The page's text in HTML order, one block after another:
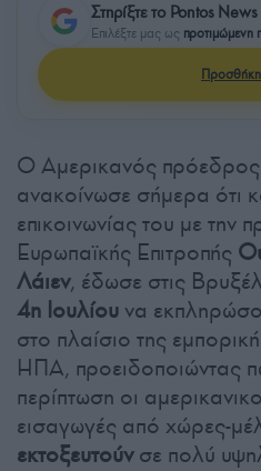
Στηρίξτε το Pontos News
Επιλέξτε μας ως προτιμώμενη
Ο Αμερικανός πρόεδρος
ανακοίνωσε σήμερα ότι
επικοινωνίας του με την
Ευρωπαϊκής Επιτροπής
Λάιεν, έδωσε στις
4η Ιουλίουνα
στο πλαίσιο της
ΗΠΑ, προειδοποιώντας
περίπτωση οι
εισαγωγές από χώρες-
εκτοξευτούνσε πολύ